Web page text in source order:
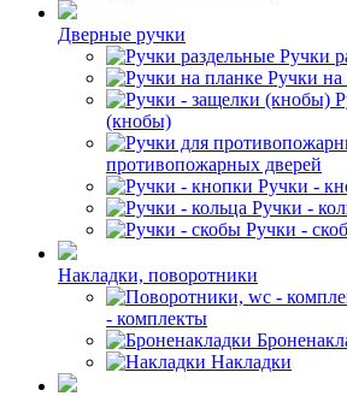
Дверные ручки
Ручки
Ручки на
(кнобы)
противопожарных дверей
Ручки -
Ручки -
Ручки -
Накладки, поворотники
- комплекты
Накладки